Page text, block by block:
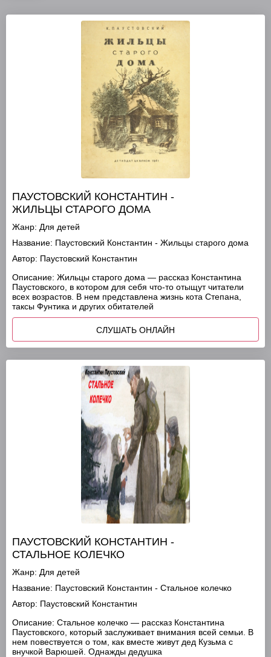
ПАУСТОВСКИЙ КОНСТАНТИН -
ЖИЛЬЦЫ СТАРОГО ДОМА
Жанр: Для детей
Название: Паустовский Константин - Жильцы старого дома
Автор: Паустовский Константин
Описание: Жильцы старого дома — рассказ Константина
Паустовского, в котором для себя что-то отыщут читатели
всех возрастов. В нем представлена жизнь кота Степана,
таксы Фунтика и других обитателей
СЛУШАТЬ ОНЛАЙН
ПАУСТОВСКИЙ КОНСТАНТИН -
СТАЛЬНОЕ КОЛЕЧКО
Жанр: Для детей
Название: Паустовский Константин - Стальное колечко
Автор: Паустовский Константин
Описание: Стальное колечко — рассказ Константина
Паустовского, который заслуживает внимания всей семьи. В
нем повествуется о том, как вместе живут дед Кузьма с
внучкой Варюшей. Однажды дедушка